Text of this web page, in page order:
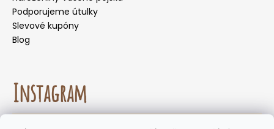
Podporujeme útulky
Slevové kupóny
Blog
Instagram